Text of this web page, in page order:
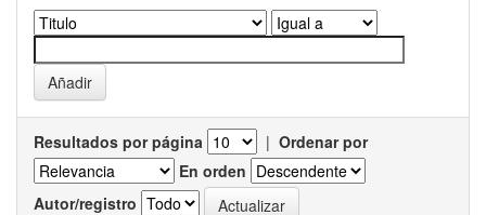
Resultados por página | Ordenar por
En orden
Autor/registro